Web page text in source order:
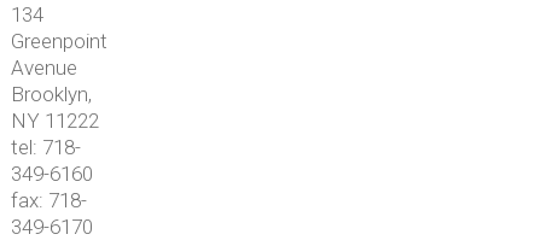
134
Greenpoint
Avenue
Brooklyn,
NY 11222
tel: 718-
349-6160
fax: 718-
349-6170